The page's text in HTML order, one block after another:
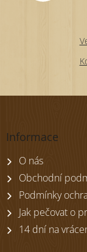
Informace
O nás
Obchodní
Podmínky
Jak pečovat o
14 dní na